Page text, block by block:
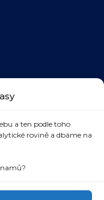
a ten podle toho
rovině a dbáme na
a AI
a
a